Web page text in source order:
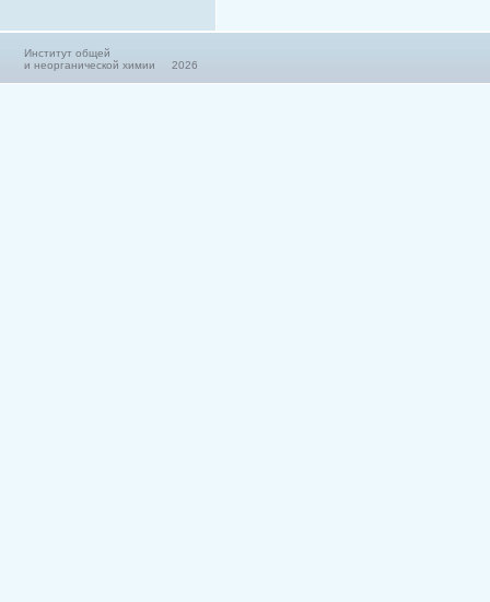
Институт общей
и неорганической химии 2026